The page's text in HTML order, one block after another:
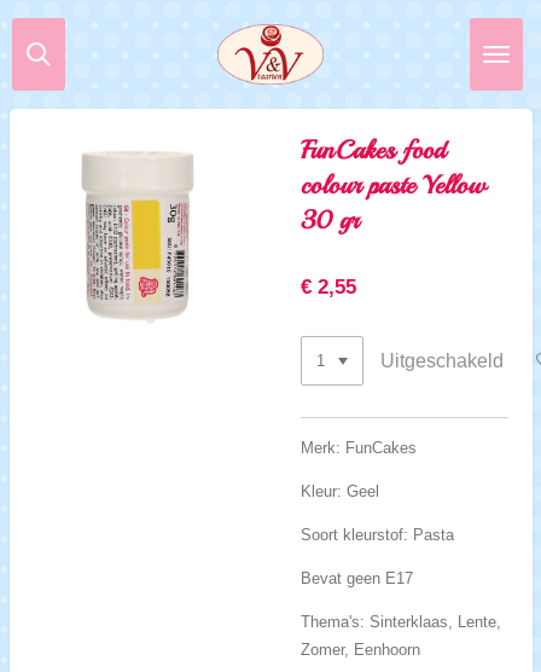
Ga
direct
de
FunCakes food
colour paste Yellow
30 gr
€ 2,55
Uitgeschakeld
Merk: FunCakes
Kleur: Geel
Soort kleurstof: Pasta
Bevat geen E17
Thema's: Sinterklaas, Lente,
Zomer, Eenhoorn